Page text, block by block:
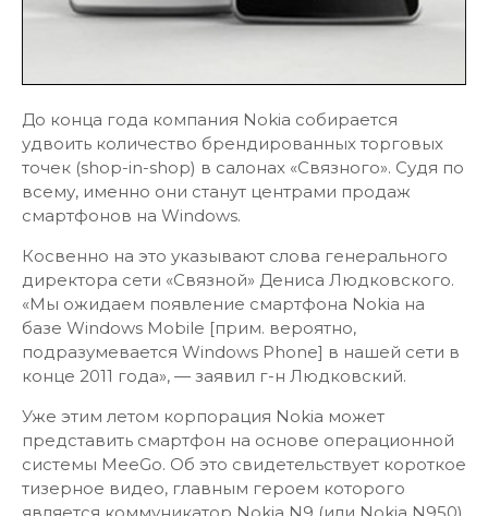
До конца года компания Nokia собирается
удвоить количество брендированных торговых
точек (shop-in-shop) в салонах «Связного». Судя по
всему, именно они станут центрами продаж
смартфонов на Windows.
Косвенно на это указывают слова генерального
директора сети «Связной» Дениса Людковского.
«Мы ожидаем появление смартфона Nokia на
базе Windows Mobile [прим. вероятно,
подразумевается Windows Phone] в нашей сети в
конце 2011 года», — заявил г-н Людковский.
Уже этим летом корпорация Nokia может
представить смартфон на основе операционной
системы MeeGo. Об это свидетельствует короткое
тизерное видео, главным героем которого